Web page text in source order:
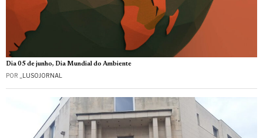
Dia 05 de junho, Dia Mundial do Ambiente
POR _LUSOJORNAL